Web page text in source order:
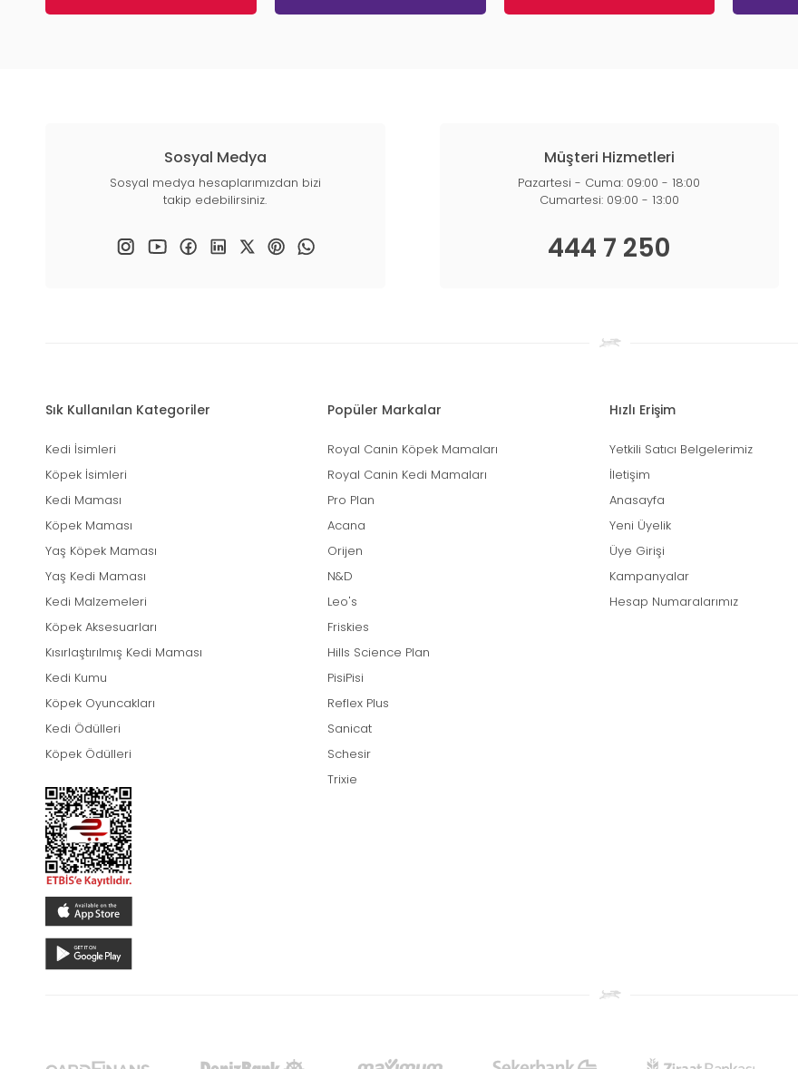
Sosyal Medya
Sosyal medya hesaplarımızdan bizi
takip edebilirsiniz.
Müşteri Hizmetleri
Pazartesi - Cuma: 09:00 - 18:00
Cumartesi: 09:00 - 13:00
444 7 250
Sık Kullanılan Kategoriler
Kedi İsimleri
Köpek İsimleri
Kedi Maması
Köpek Maması
Yaş Köpek Maması
Yaş Kedi Maması
Kedi Malzemeleri
Köpek Aksesuarları
Kısırlaştırılmış Kedi Maması
Kedi Kumu
Köpek Oyuncakları
Kedi Ödülleri
Köpek Ödülleri
Popüler Markalar
Royal Canin Köpek Mamaları
Royal Canin Kedi Mamaları
Pro Plan
Acana
Orijen
N&D
Leo's
Friskies
Hills Science Plan
PisiPisi
Reflex Plus
Sanicat
Schesir
Trixie
Hızlı Erişim
Yetkili Satıcı Belgelerimiz
İletişim
Anasayfa
Yeni Üyelik
Üye Girişi
Kampanyalar
Hesap Numaralarımız